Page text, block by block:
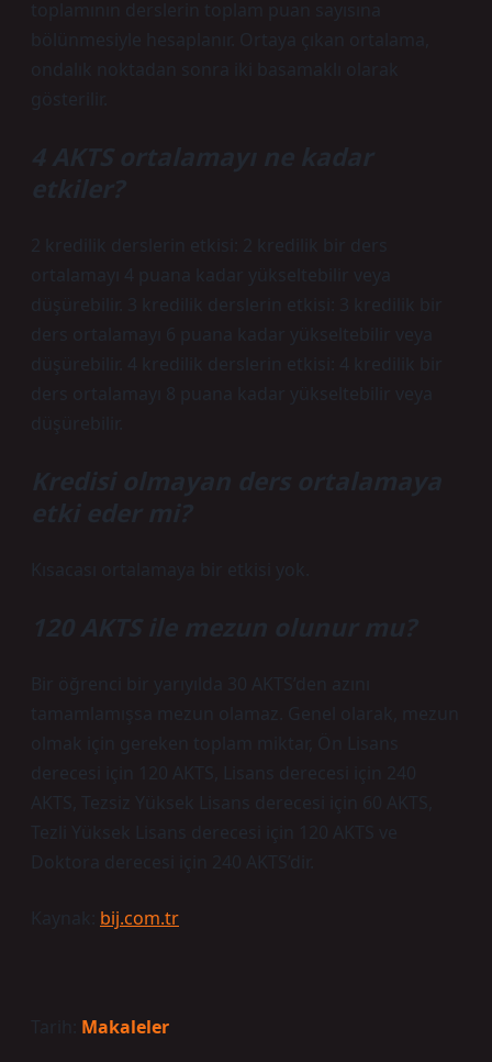
toplamının derslerin toplam puan sayısına
bölünmesiyle hesaplanır. Ortaya çıkan ortalama,
ondalık noktadan sonra iki basamaklı olarak
gösterilir.
4 AKTS ortalamayı ne kadar
etkiler?
2 kredilik derslerin etkisi: 2 kredilik bir ders
ortalamayı 4 puana kadar yükseltebilir veya
düşürebilir. 3 kredilik derslerin etkisi: 3 kredilik bir
ders ortalamayı 6 puana kadar yükseltebilir veya
düşürebilir. 4 kredilik derslerin etkisi: 4 kredilik bir
ders ortalamayı 8 puana kadar yükseltebilir veya
düşürebilir.
Kredisi olmayan ders ortalamaya
etki eder mi?
Kısacası ortalamaya bir etkisi yok.
120 AKTS ile mezun olunur mu?
Bir öğrenci bir yarıyılda 30 AKTS’den azını
tamamlamışsa mezun olamaz. Genel olarak, mezun
olmak için gereken toplam miktar, Ön Lisans
derecesi için 120 AKTS, Lisans derecesi için 240
AKTS, Tezsiz Yüksek Lisans derecesi için 60 AKTS,
Tezli Yüksek Lisans derecesi için 120 AKTS ve
Doktora derecesi için 240 AKTS’dir.
Kaynak: bij.com.tr
Tarih: Makaleler